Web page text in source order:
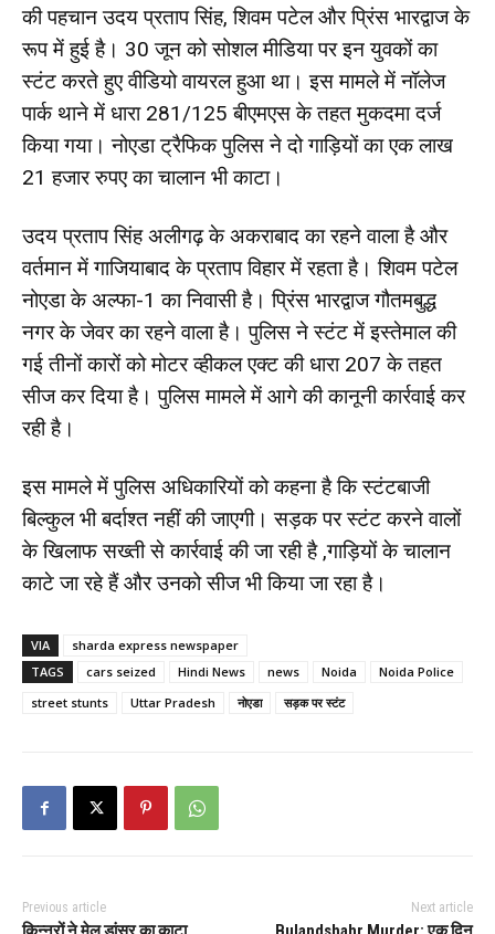
की पहचान उदय प्रताप सिंह, शिवम पटेल और प्रिंस भारद्वाज के
रूप में हुई है। 30 जून को सोशल मीडिया पर इन युवकों का
स्टंट करते हुए वीडियो वायरल हुआ था। इस मामले में नॉलेज
पार्क थाने में धारा 281/125 बीएमएस के तहत मुकदमा दर्ज
किया गया। नोएडा ट्रैफिक पुलिस ने दो गाड़ियों का एक लाख
21 हजार रुपए का चालान भी काटा।
उदय प्रताप सिंह अलीगढ़ के अकराबाद का रहने वाला है और
वर्तमान में गाजियाबाद के प्रताप विहार में रहता है। शिवम पटेल
नोएडा के अल्फा-1 का निवासी है। प्रिंस भारद्वाज गौतमबुद्ध
नगर के जेवर का रहने वाला है। पुलिस ने स्टंट में इस्तेमाल की
गई तीनों कारों को मोटर व्हीकल एक्ट की धारा 207 के तहत
सीज कर दिया है। पुलिस मामले में आगे की कानूनी कार्रवाई कर
रही है।
इस मामले में पुलिस अधिकारियों को कहना है कि स्टंटबाजी
बिल्कुल भी बर्दाश्त नहीं की जाएगी। सड़क पर स्टंट करने वालों
के खिलाफ सख्ती से कार्रवाई की जा रही है ,गाड़ियों के चालान
काटे जा रहे हैं और उनको सीज भी किया जा रहा है।
VIA
sharda express newspaper
TAGS
cars seized Hindi News news Noida
Noida Police
street stunts
Uttar Pradesh नोएडा सड़क पर स्टंट
Previous article Next article